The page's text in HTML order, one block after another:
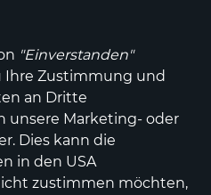
"Einverstanden"
Ihre Zustimmung und
an Dritte
unsere Marketing- oder
Dies kann die
in den USA
zustimmen möchten,